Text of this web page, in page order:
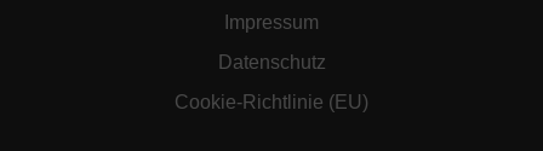
Impressum
Datenschutz
Cookie-Richtlinie (EU)